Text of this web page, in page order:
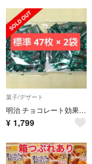
菓子/デザート
明治 チョコレート効果 カカオ 72% 標準47枚 × 2袋 約 94枚
¥ 1,799